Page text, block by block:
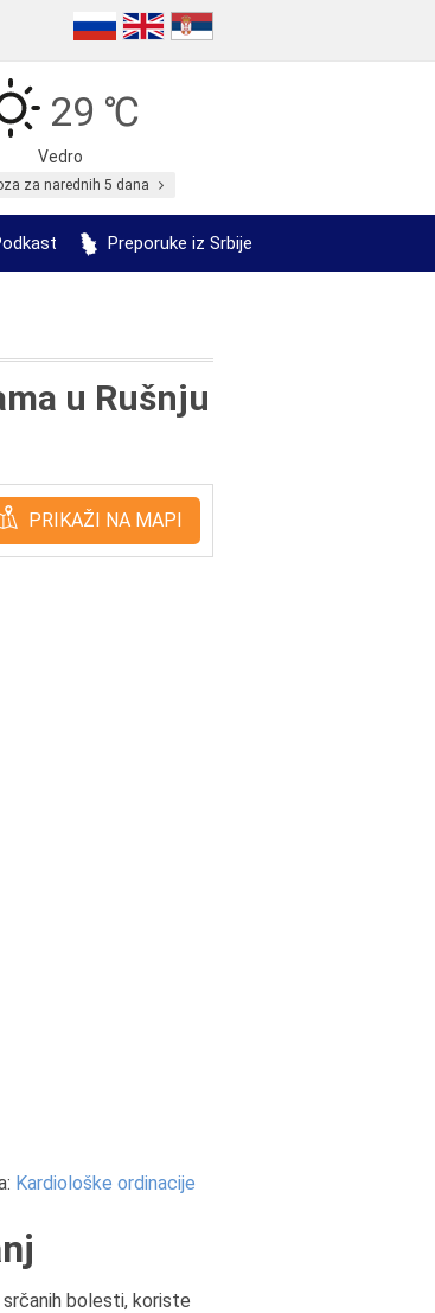
29 ℃
Vedro
za narednih 5 dana
Preporuke iz Srbije
u Rušnju
PRIKAŽI NA MAPI
Kardiološke ordinacije
bolesti, koriste